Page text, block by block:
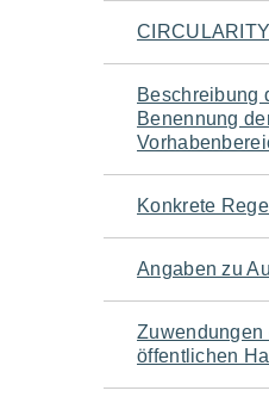
für
den
Beschreibung
Benennung
Konkrete
Angaben zu
Zuwendungen
öffentlichen